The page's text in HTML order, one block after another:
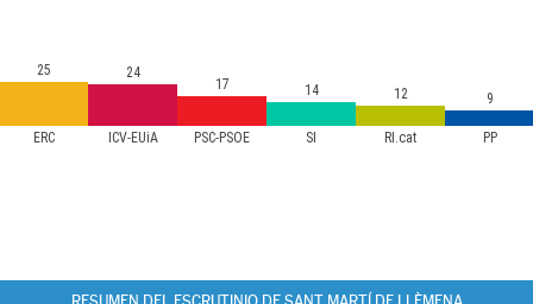
ERC ICV-EUiA PSC-PSOE SI RI.cat PP
25 24
17 14 12 9